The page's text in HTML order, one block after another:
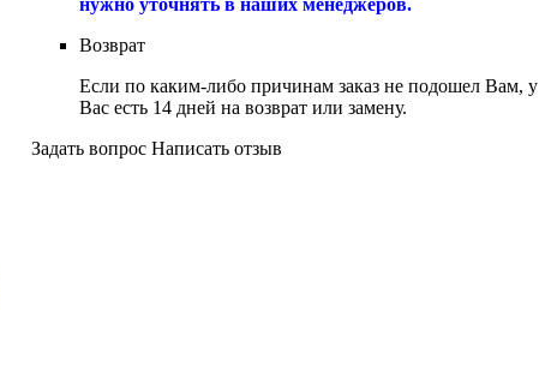
Возврат
Если по каким-либо причинам заказ не подошел Вам, у
Вас есть 14 дней на возврат или замену.
Задать вопрос Написать отзыв